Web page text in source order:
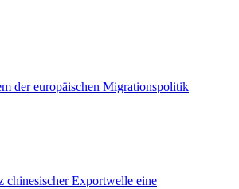
der europäischen Migrationspolitik
chinesischer Exportwelle eine